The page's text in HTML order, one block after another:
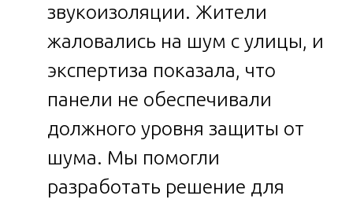
звукоизоляции. Жители
жаловались на шум с улицы, и
экспертиза показала, что
панели не обеспечивали
должного уровня защиты от
шума. Мы помогли
разработать решение для